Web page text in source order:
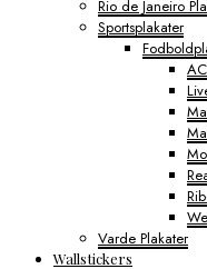
Rio de Janeiro
Sportsplakater
Varde Plakater
Wallstickers